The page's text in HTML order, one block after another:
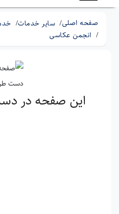
صفحه اصلی سایر خدمات
انجمن عکاسی
این صفحه در